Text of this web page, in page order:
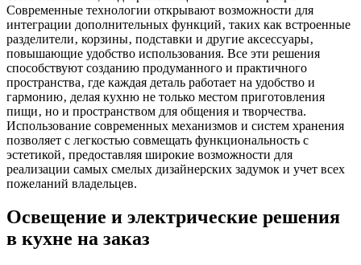
Современные технологии открывают возможности для
интеграции дополнительных функций‚ таких как встроенные
разделители‚ корзины‚ подставки и другие аксессуары‚
повышающие удобство использования. Все эти решения
способствуют созданию продуманного и практичного
пространства‚ где каждая деталь работает на удобство и
гармонию‚ делая кухню не только местом приготовления
пищи‚ но и пространством для общения и творчества.
Использование современных механизмов и систем хранения
позволяет с легкостью совмещать функциональность с
эстетикой‚ предоставляя широкие возможности для
реализации самых смелых дизайнерских задумок и учет всех
пожеланий владельцев.
Освещение и электрические решения
в кухне на заказ